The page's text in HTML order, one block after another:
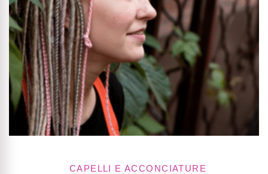
CAPELLI E ACCONCIATURE